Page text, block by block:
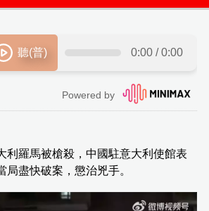
利羅馬被槍殺，中國駐意大利使館表
局盡快破案，懲治兇手。